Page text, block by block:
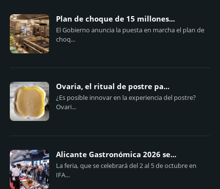
Plan de choque de 15 millones...
El Gobierno anuncia la puesta en marcha el plan de
choq...
Ovaria, el ritual de postre pa...
¿Es posible innovar en la experiencia del postre?
Ovari...
Alicante Gastronómica 2026 se...
La feria, que se celebrará del 2 al 5 de octubre en
IFA...